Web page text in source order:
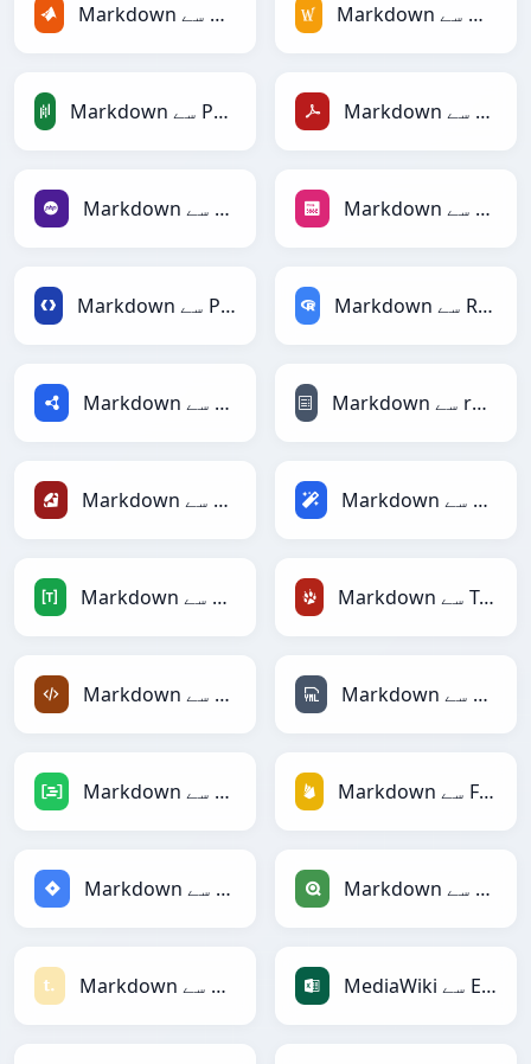
Markdown سے MATLAB Markdown سے MediaWiki
Markdown سے PandasDataFrame Markdown سے PDF
Markdown سے PHP Markdown سے PNG
Markdown سے Protobuf Markdown سے RDataFrame
Markdown سے RDF Markdown سے reStructuredText
Markdown سے Ruby Markdown سے Magic
Markdown سے TOML Markdown سے TracWiki
Markdown سے XML Markdown سے YAML
Markdown سے DAX Markdown سے Firebase
Markdown سے Jira Markdown سے Qlik
Markdown سے Textile MediaWiki سے Excel